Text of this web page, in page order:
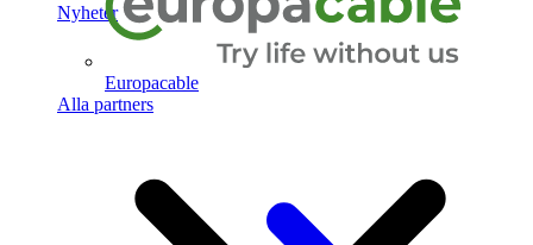
Europacable
Alla partners
Nyheter